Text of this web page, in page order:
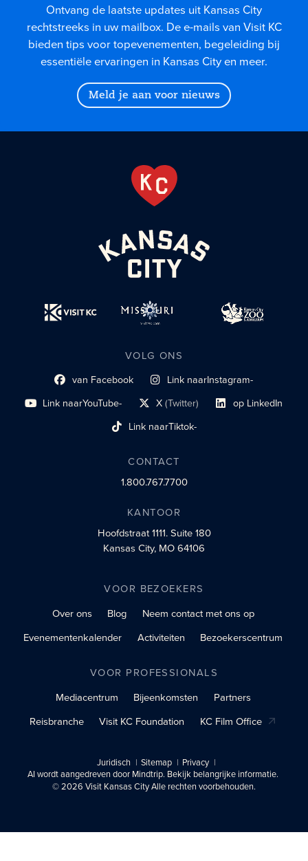
Ontvang de laatste updates uit Kansas City
rechtstreeks in uw mailbox. De e-mails van Visit KC
bieden tips voor topevenementen, begeleiding bij
essentiële ervaringen in Kansas City en meer.
Meld je aan voor nieuws
VOLG ONS
Link naar sociaal profiel
van Facebook Link naarInstagram-
sociaal profiel
Link naarYouTube-
sociaal profiel X(Twitter)
sociaal profiellink Link naar sociaal
op LinkedIn
Link naarTiktok-
sociaalprofiel
CONTACT
1.800.767.7700
KANTOOR
Hoofdstraat 1111.Suite 180
Kansas City, MO 64106
VOOR BEZOEKERS
Over ons
Blog
Neem contact met ons op
Evenementenkalender
Activiteiten Bezoekerscentrum
VOOR PROFESSIONALS
Mediacentrum
Bijeenkomsten
Partners
Reisbranche
Visit KC Foundation KC Film Office
Juridisch Sitemap
Privacy
AI wordt aangedreven door Mindtrip. Bekijk belangrijke informatie.
© 2026 Visit Kansas City Alle rechten voorbehouden.